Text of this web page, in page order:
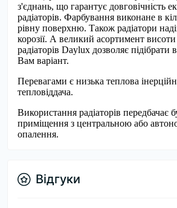
з'єднань, що гарантує довговічність
радіаторів. Фарбування виконане в
рівну поверхню. Також радіатори
корозії. А великий асортимент
радіаторів Daylux дозволяє підібрати
Вам варіант.
Перевагами є низька теплова
тепловіддача.
Використання радіаторів передбачає
приміщення з центральною або
опалення.
Відгуки